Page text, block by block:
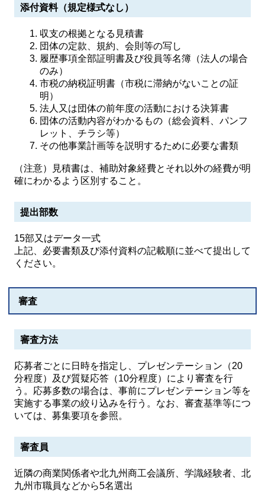
添付資料（規定様式なし）
収支の根拠となる見積書
団体の定款、規約、会則等の写し
履歴事項全部証明書及び役員等名簿（法人の場合
のみ）
市税の納税証明書（市税に滞納がないことの証
明）
法人又は団体の前年度の活動における決算書
団体の活動内容がわかるもの（総会資料、パンフ
レット、チラシ等）
その他事業計画等を説明するために必要な書類
（注意）見積書は、補助対象経費とそれ以外の経費が明
確にわかるよう区別すること。
提出部数
15部又はデータ一式
上記、必要書類及び添付資料の記載順に並べて提出して
ください。
審査
審査方法
応募者ごとに日時を指定し、プレゼンテーション（20
分程度）及び質疑応答（10分程度）により審査を行
う。応募多数の場合は、事前にプレゼンテーション等を
実施する事業の絞り込みを行う。なお、審査基準等につ
いては、募集要項を参照。
審査員
近隣の商業関係者や北九州商工会議所、学識経験者、北
九州市職員などから5名選出